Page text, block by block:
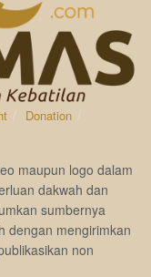
Donation
maupun logo dalam
dakwah dan
sumbernya
dengan mengirimkan
non